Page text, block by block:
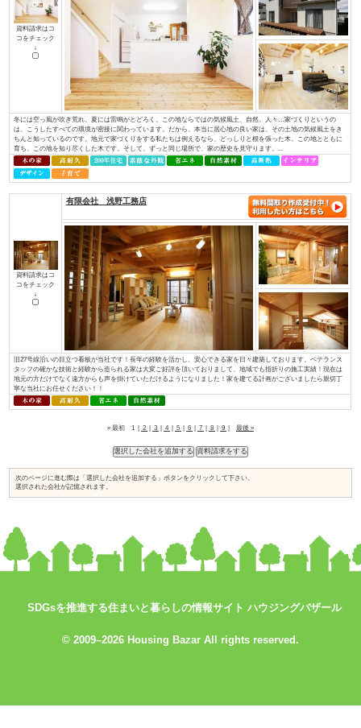
ど、専門性を持っていなければ対応できない部分があります。しかし、当
資料請求はコ
イデキョウホーム（株）
富士商圏（富士市･富士宮市）で注文住宅着工棟数第1位に認定JSK（住宅
棟数」の調査で、イデキョウグループが2015年に引き続き富士市実績Ｎｏ.
年に富士市に創業し、2018年には70周年を迎えました。地域に根ざした家
入れられている証と考え、今後も「地産地消でつくる、満足が持続する家づ
コをチェック
SDGsを推進する住まいと暮らしの情報サイト ハウジングバザール
© 2009–2026 Housing Bazar All rights reserved.